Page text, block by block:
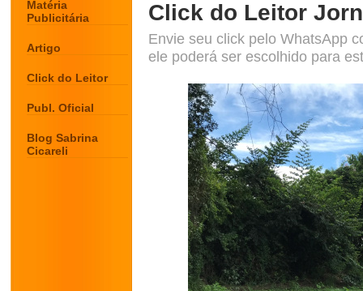
Matéria
Publicitária
Artigo
Click do Leitor
Publ. Oficial
Blog Sabrina
Cicareli
Click do Leitor
Envie seu click pelo WhatsApp
ele poderá ser escolhido para